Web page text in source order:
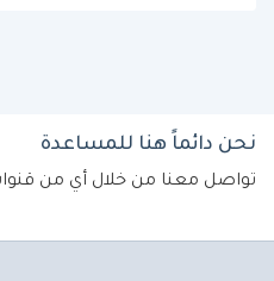
نحن دائماً هنا للمساعدة
تواصل معنا من خلال أي من